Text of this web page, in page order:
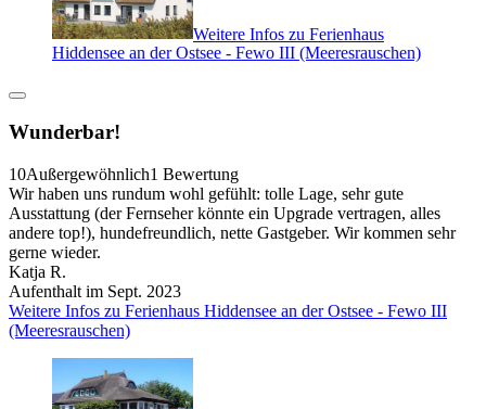
Weitere Infos zu Ferienhaus
Hiddensee an der Ostsee - Fewo III (Meeresrauschen)
Wunderbar!
10Außergewöhnlich1 Bewertung
Wir haben uns rundum wohl gefühlt: tolle Lage, sehr gute
Ausstattung (der Fernseher könnte ein Upgrade vertragen, alles
andere top!), hundefreundlich, nette Gastgeber. Wir kommen sehr
gerne wieder.
Katja R.
Aufenthalt im Sept. 2023
Weitere Infos zu Ferienhaus Hiddensee an der Ostsee - Fewo III
(Meeresrauschen)